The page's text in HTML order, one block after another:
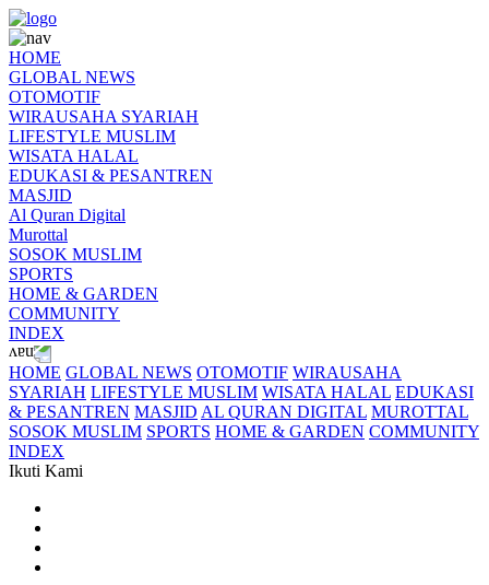
HOME
GLOBAL NEWS
OTOMOTIF
WIRAUSAHA SYARIAH
LIFESTYLE MUSLIM
WISATA HALAL
EDUKASI & PESANTREN
MASJID
Al Quran Digital
Murottal
SOSOK MUSLIM
SPORTS
HOME & GARDEN
COMMUNITY
INDEX
HOME GLOBAL NEWS OTOMOTIF WIRAUSAHA
SYARIAH LIFESTYLE MUSLIM WISATA HALAL EDUKASI
& PESANTREN MASJID AL QURAN DIGITAL MUROTTAL
SOSOK MUSLIM SPORTS HOME & GARDEN COMMUNITY
INDEX
Ikuti Kami